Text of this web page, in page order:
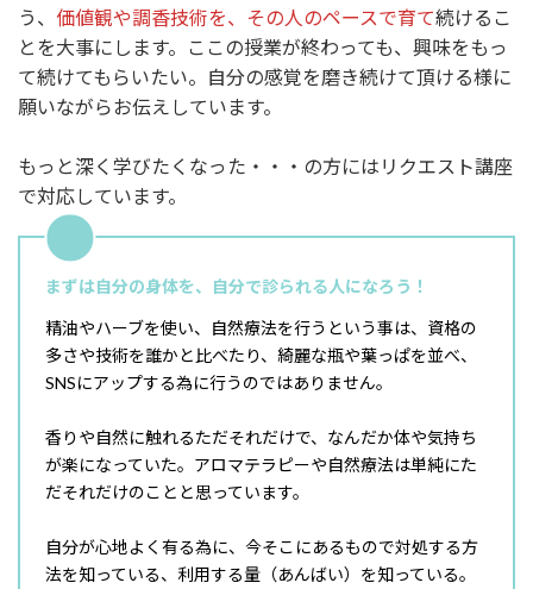
う、 価値観や調香技術を、その人のペースで育て続けるこ
とを大事にします。ここの授業が終わっても、興味をもっ
て続けてもらいたい。自分の感覚を磨き続けて頂ける様に
願いながらお伝えしています。
もっと深く学びたくなった・・・の方にはリクエスト講座
で対応しています。
まずは自分の身体を、自分で診られる人になろう！
精油やハーブを使い、自然療法を行うという事は、資格の
多さや技術を誰かと比べたり、綺麗な瓶や葉っぱを並べ、
SNSにアップする為に行うのではありません。
香りや自然に触れるただそれだけで、なんだか体や気持ち
が楽になっていた。アロマテラピーや自然療法は単純にた
だそれだけのことと思っています。
自分が心地よく有る為に、今そこにあるもので対処する方
法を知っている、利用する量（あんばい）を知っている。